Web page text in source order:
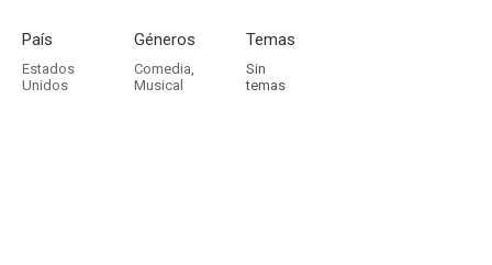
País
Estados
Unidos
Géneros
Comedia,
Musical
Temas
Sin
temas